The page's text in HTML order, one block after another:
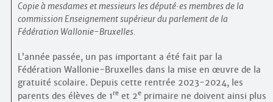
Copie à mesdames et messieurs les député·es membres de la
commission Enseignement supérieur du parlement de la
Fédération Wallonie-Bruxelles.
L’année passée, un pas important a été fait par la
Fédération Wallonie-Bruxelles dans la mise en œuvre de la
gratuité scolaire. Depuis cette rentrée 2023-2024, les
parents des élèves de 1reet 2eprimaire ne doivent ainsi plus